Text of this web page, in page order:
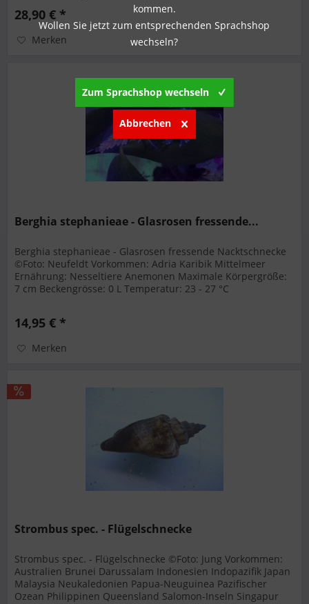
28,90 € *
Merken
Berghia stephanieae - Glasrosen fressende...
Berghia stephanieae - Glasrosen fressende Nacktschnecke
©Foto: Neufeldt Vorkommen: Adria Karibik Mittelmeer
Ernährung: Nesseltiere Anemonen Maximale Körpergröße:
7 cm Beckengrösse: 0 L Temperatur: 23 - 27 °C
14,95 € *
Merken
Strombus spec. - Flügelschnecke
Strombus spec. - Flügelschnecke ©Foto: Jung Vorkommen:
Australien Brunei Darussalam Indonesien Indopazifik Japan
Malaysia Neukaledonien Papua-Neuguinea Pazifischer
Ozean Philippinen Queensland Salomon-Inseln Singapur
kommen.
Wollen Sie jetzt zum entsprechenden Sprachshop
wechseln?
Zum Sprachshop wechseln
Abbrechen